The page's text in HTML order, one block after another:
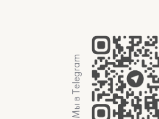
Мы в Telegram